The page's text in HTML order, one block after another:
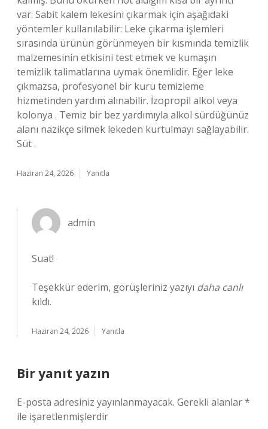
var: Sabit kalem lekesini çıkarmak için aşağıdaki
yöntemler kullanılabilir: Leke çıkarma işlemleri
sırasında ürünün görünmeyen bir kısmında temizlik
malzemesinin etkisini test etmek ve kumaşın
temizlik talimatlarına uymak önemlidir. Eğer leke
çıkmazsa, profesyonel bir kuru temizleme
hizmetinden yardım alınabilir. İzopropil alkol veya
kolonya . Temiz bir bez yardımıyla alkol sürdüğünüz
alanı nazikçe silmek lekeden kurtulmayı sağlayabilir.
Süt .
Haziran 24, 2026 Yanıtla
admin
Suat!
Teşekkür ederim, görüşleriniz yazıyı daha canlı
kıldı.
Haziran 24, 2026 Yanıtla
Bir yanıt yazın
E-posta adresiniz yayınlanmayacak. Gerekli alanlar*
ile işaretlenmişlerdir